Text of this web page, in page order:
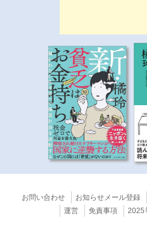
お問い合わせ お知らせメール登録
運営
免責事項 2025